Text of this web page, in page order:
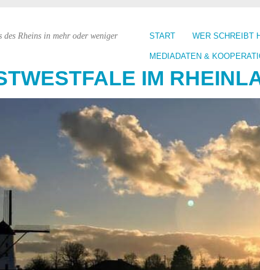
START WER SCHREIBT
MEDIADATEN &
IM
des Rheins in mehr oder weniger